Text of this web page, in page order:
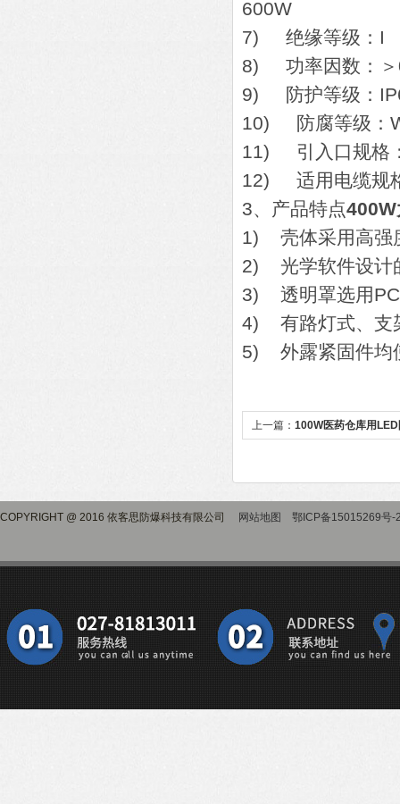
600W
7) 绝缘等级：I
8) 功率因数：＞
9) 防护等级：
10) 防腐等级：
11) 引入口规格
12) 适用电缆规
3、产品特点
1) 壳体采用高强
2) 光学软件设计
3) 透明罩选用PC
4) 有路灯式、支
5) 外露紧固件均
上一篇： 100W医药仓库用
COPYRIGHT @ 2016 依客思防爆科技有限公司 网站地图 鄂ICP备15015269号-